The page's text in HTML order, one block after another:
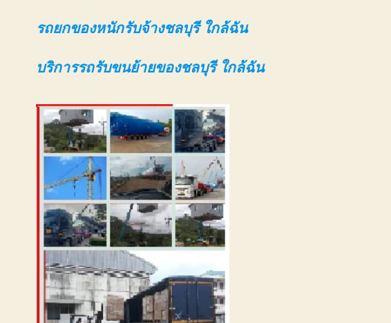
รถยกของหนักรับจ้างชลบุรี ใกล้ฉัน
บริการรถรับขนย้ายของชลบุรี ใกล้ฉัน